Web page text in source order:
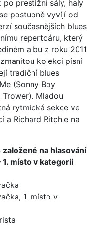
po prestižní sály, haly
postupně vyvíjí od
současnějších blues
repertoáru, který
albu z roku 2011
kolekci písní
tradiční blues
(Sonny Boy
Mladou
rytmická sekce ve
a Richard Ritchie na
na hlasování
1. místo v kategorii
1. místo v